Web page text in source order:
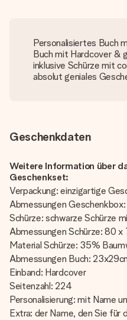
Personalisiertes Buch
Buch mit Hardcover &
inklusive Schürze mit
absolut geniales
Geschenkdaten
Weitere Information über
Geschenkset:
Verpackung: einzigartige
Abmessungen
Schürze: schwarze Schürze
Abmessungen Schürze: 80 x
Material Schürze: 35%
Abmessungen Buch:
Einband: Hardcover
Seitenzahl: 224
Personalisierung: mit Name
Extra: der Name, den Sie für